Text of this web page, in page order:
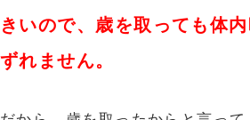
きいので、歳を取っても体
ずれません。